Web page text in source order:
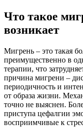
Что такое
возникает
Мигрень – это такая
преимущественно в
терапии, что
причина мигрени –
периодичность и
от образа жизни.
точно не выяснен.
приступа цефалгии
восприимчивые к